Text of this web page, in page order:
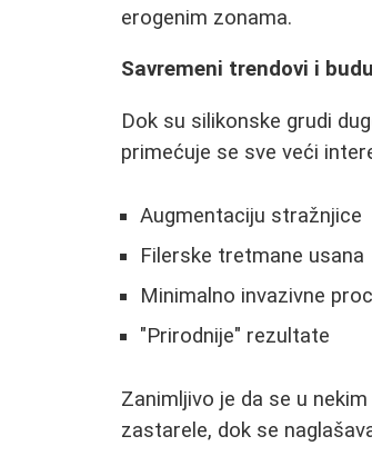
erogenim zonama.
Savremeni trendovi i
Dok su silikonske grudi
primećuje se sve veći
Augmentaciju stražnjice
Filerske tretmane usana
Minimalno invazivne
"Prirodnije" rezultate
Zanimljivo je da se u
zastarele, dok se